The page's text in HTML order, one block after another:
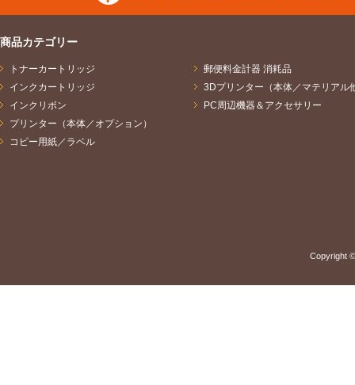
商品カテゴリー
トナーカートリッジ
インクカートリッジ
インクリボン
プリンター（本体／オプション）
コピー用紙／ラベル
郵便料金計器 消耗品
3Dプリンター（本体／マテリアル
PC周辺機器＆アクセサリー
Copyright